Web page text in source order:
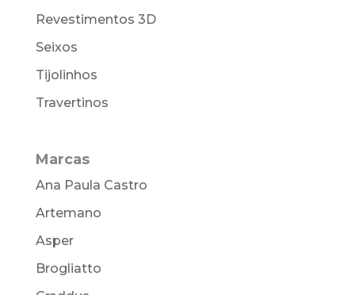
Revestimentos 3D
Seixos
Tijolinhos
Travertinos
Marcas
Ana Paula Castro
Artemano
Asper
Brogliatto